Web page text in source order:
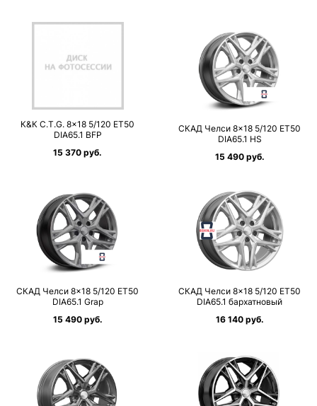
К&К C.T.G. 8×18 5/120 ET50
DIA65.1 BFP
15 370 руб.
СКАД Челси 8×18 5/120 ET50
DIA65.1 HS
15 490 руб.
СКАД Челси 8×18 5/120 ET50
DIA65.1 Grap
15 490 руб.
СКАД Челси 8×18 5/120 ET50
DIA65.1 бархатновый
16 140 руб.